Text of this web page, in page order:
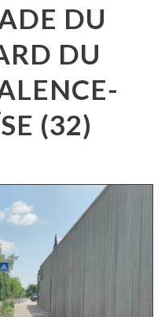
DU
DU
(32)